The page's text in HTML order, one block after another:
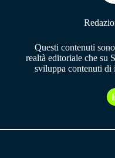
Questi contenuti
realtà editoriale che su
sviluppa contenuti di